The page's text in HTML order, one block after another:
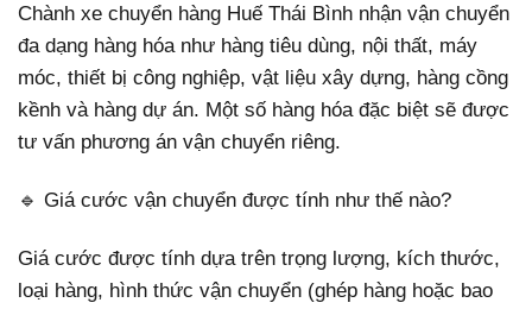
Chành xe chuyển hàng Huế Thái Bình nhận vận chuyển
đa dạng hàng hóa như hàng tiêu dùng, nội thất, máy
móc, thiết bị công nghiệp, vật liệu xây dựng, hàng cồng
kềnh và hàng dự án. Một số hàng hóa đặc biệt sẽ được
tư vấn phương án vận chuyển riêng.
🔹 Giá cước vận chuyển được tính như thế nào?
Giá cước được tính dựa trên trọng lượng, kích thước,
loại hàng, hình thức vận chuyển (ghép hàng hoặc bao